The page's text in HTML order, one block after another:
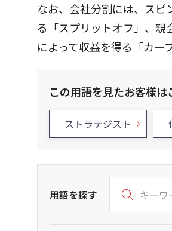
なお、会社分割には、ス
る「スプリットオフ」、親
によって収益を得る「カー
この用語を見たお客様
ストラテジスト
用語を探す